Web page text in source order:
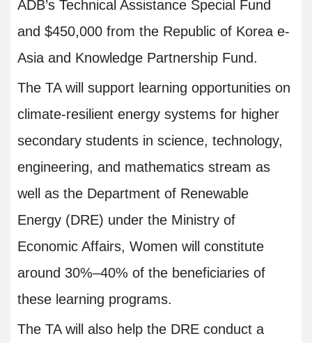
ADB’s Technical Assistance Special Fund
and $450,000 from the Republic of Korea e-
Asia and Knowledge Partnership Fund.
The TA will support learning opportunities on
climate-resilient energy systems for higher
secondary students in science, technology,
engineering, and mathematics stream as
well as the Department of Renewable
Energy (DRE) under the Ministry of
Economic Affairs, Women will constitute
around 30%–40% of the beneficiaries of
these learning programs.
The TA will also help the DRE conduct a